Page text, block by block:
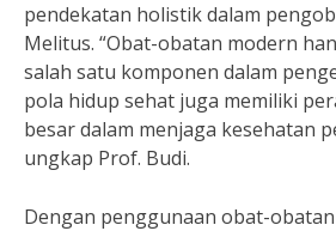
pendekatan holistik dalam
Melitus. “Obat-obatan modern
salah satu komponen dalam
pola hidup sehat juga memiliki
besar dalam menjaga kesehatan
ungkap Prof. Budi.
Dengan penggunaan obat-